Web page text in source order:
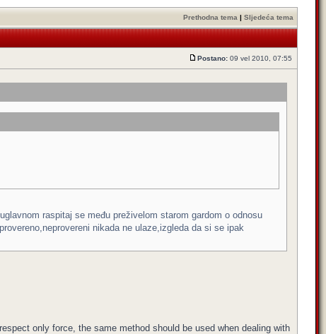
Prethodna tema | Sljedeća tema
Postano: 09 vel 2010, 07:55
raspitaj se među preživelom starom gardom o odnosu
nikada ne ulaze,izgleda da si se ipak
only force, the same method should be used when dealing with